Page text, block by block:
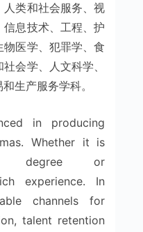
类和社会服务、视
息技术、工程、护
医学、犯罪学、食
会学、人文科学、
生产服务学科。
in producing
Whether it is
degree or
experience. In
channels for
talent retention